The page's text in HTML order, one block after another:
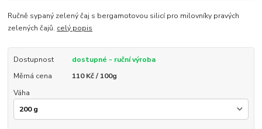
Ručně sypaný zelený čaj s bergamotovou silicí pro milovníky pravých
zelených čajů. celý popis
Dostupnost
dostupné - ruční výroba
Měrná cena
110 Kč / 100g
Váha